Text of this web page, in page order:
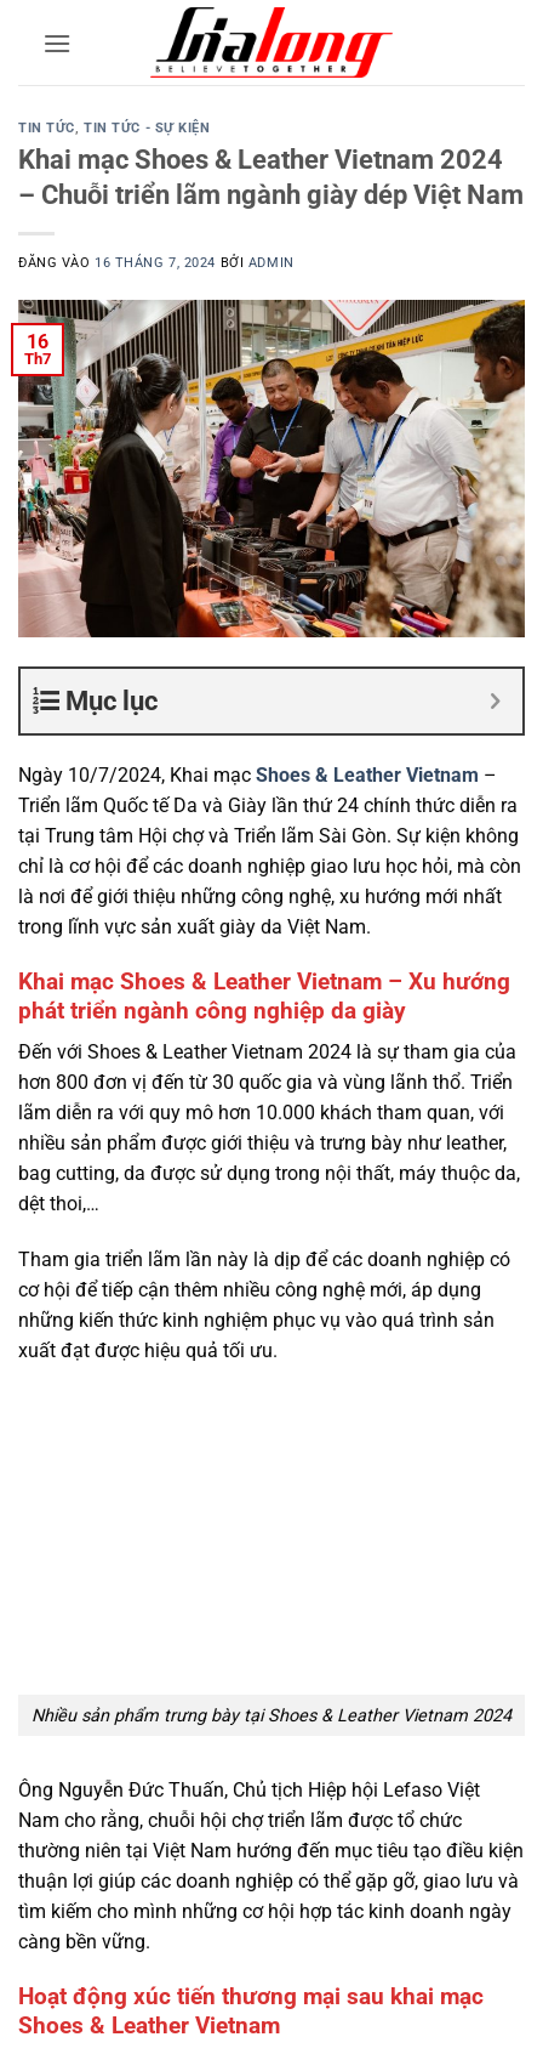
TIN TỨC,TIN TỨC - SỰ KIỆN
Khai mạc Shoes & Leather Vietnam 2024
– Chuỗi triển lãm ngành giày dép Việt Nam
ĐĂNG VÀO 16 THÁNG 7, 2024 BỞI ADMIN
16
Th7
Mục lục
Ngày 10/7/2024, Khai mạc Shoes & Leather Vietnam –
Triển lãm Quốc tế Da và Giày lần thứ 24 chính thức diễn ra
tại Trung tâm Hội chợ và Triển lãm Sài Gòn. Sự kiện không
chỉ là cơ hội để các doanh nghiệp giao lưu học hỏi, mà còn
là nơi để giới thiệu những công nghệ, xu hướng mới nhất
trong lĩnh vực sản xuất giày da Việt Nam.
Khai mạc Shoes & Leather Vietnam – Xu hướng
phát triển ngành công nghiệp da giày
Đến với Shoes & Leather Vietnam 2024 là sự tham gia của
hơn 800 đơn vị đến từ 30 quốc gia và vùng lãnh thổ. Triển
lãm diễn ra với quy mô hơn 10.000 khách tham quan, với
nhiều sản phẩm được giới thiệu và trưng bày như leather,
bag cutting, da được sử dụng trong nội thất, máy thuộc da,
dệt thoi,…
Tham gia triển lãm lần này là dịp để các doanh nghiệp có
cơ hội để tiếp cận thêm nhiều công nghệ mới, áp dụng
những kiến thức kinh nghiệm phục vụ vào quá trình sản
xuất đạt được hiệu quả tối ưu.
Nhiều sản phẩm trưng bày tại Shoes & Leather Vietnam 2024
Ông Nguyễn Đức Thuấn, Chủ tịch Hiệp hội Lefaso Việt
Nam cho rằng, chuỗi hội chợ triển lãm được tổ chức
thường niên tại Việt Nam hướng đến mục tiêu tạo điều kiện
thuận lợi giúp các doanh nghiệp có thể gặp gỡ, giao lưu và
tìm kiếm cho mình những cơ hội hợp tác kinh doanh ngày
càng bền vững.
Hoạt động xúc tiến thương mại sau khai mạc
Shoes & Leather Vietnam